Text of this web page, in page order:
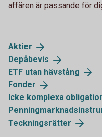
affären är passande för
Aktier
Depåbevis
ETF utan hävstång
Fonder
Icke komplexa
Teckningsrätter